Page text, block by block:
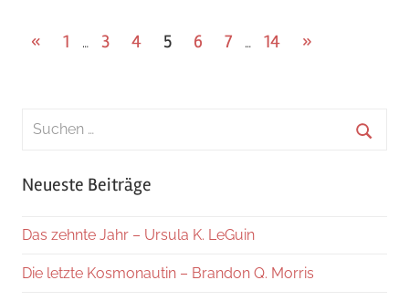
Seitennummerierung
« Vorherige
1 … 3 4 5 6 7 … 14
Nächste
»
Suchen
Neueste Beiträge
Das zehnte Jahr – Ursula K. LeGuin
Die letzte Kosmonautin – Brandon Q. Morris